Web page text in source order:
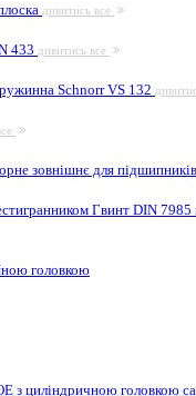
дивитись все
433 дивитись все
Schnorr VS 132
зовнішнє для
Гвинт DIN 7985
головкою
з циліндричною головкою